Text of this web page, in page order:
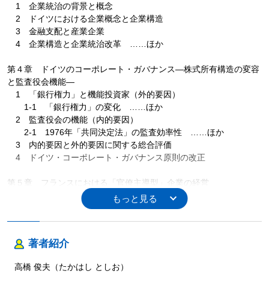
1 企業統治の背景と概念
2 ドイツにおける企業概念と企業構造
3 金融支配と産業企業
4 企業構造と企業統治改革 ……ほか
第４章 ドイツのコーポレート・ガバナンス―株式所有構造の変容
と監査役会機能―
1 「銀行権力」と機能投資家（外的要因）
1-1 「銀行権力」の変化 ……ほか
2 監査役会の機能（内的要因）
2-1 1976年「共同決定法」の監査効率性 ……ほか
3 内的要因と外的要因に関する総合評価
4 ドイツ・コーポレート・ガバナンス原則の改正
第５章 フランスにおける「官僚主導型」企業の経営
1 高級官僚と大企業の関係
2 フランスの高等教育制度
3 フランス企業のコーポレート・ガバナンス
5 サノフィ・アベンティスの誕生とフランス政府
著者紹介
高橋 俊夫（たかはし としお）